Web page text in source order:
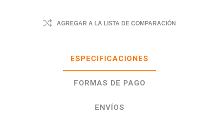
AGREGAR A LA LISTA DE COMPARACIÓN
ESPECIFICACIONES
FORMAS DE PAGO
ENVÍOS